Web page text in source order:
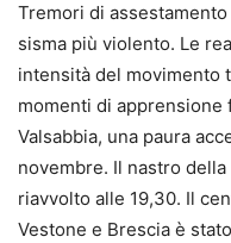
Tremori di
sisma più violento. Le
intensità del movimento
momenti di apprensione
Valsabbia, una paura
novembre. Il nastro
riavvolto alle 19,30. Il
Vestone e Brescia è